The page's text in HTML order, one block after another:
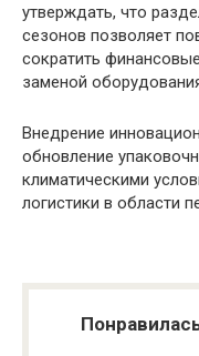
утверждать, что
сезонов позволяет
сократить
заменой
Внедрение
обновление
климатическими
логистики в области